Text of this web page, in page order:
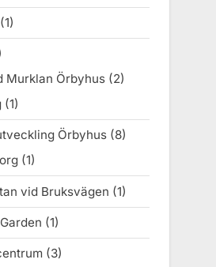
(1)
Murklan Örbyhus(2)
(1)
Örbyhus(8)
(1)
vid Bruksvägen (1)
(1)
(3)